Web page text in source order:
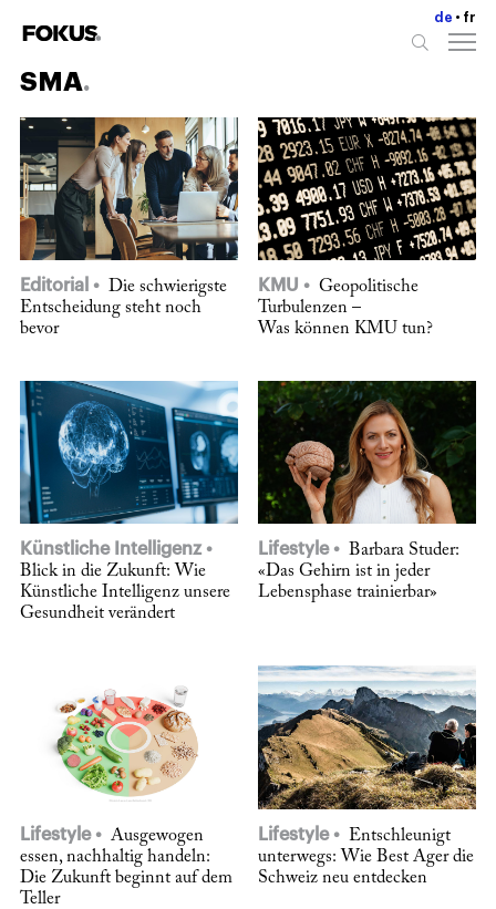
de fr
SMA
Editorial
Die schwierigste
Entscheidung steht noch
bevor
KMU
Geopolitische
Turbulenzen –
Was können KMU tun?
Künstliche Intelligenz
Blick in die Zukunft: Wie
Künstliche Intelligenz unsere
Gesundheit verändert
Lifestyle
Barbara Studer:
«Das Gehirn ist in jeder
Lebensphase trainierbar»
Lifestyle
Ausgewogen
essen, nachhaltig handeln:
Die Zukunft beginnt auf dem
Teller
Lifestyle
Entschleunigt
unterwegs: Wie Best Ager die
Schweiz neu entdecken